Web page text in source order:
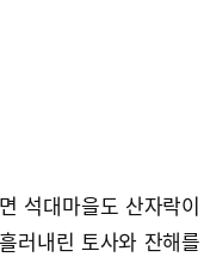
석대마을도 산자락이
러내린 토사와 잔해를